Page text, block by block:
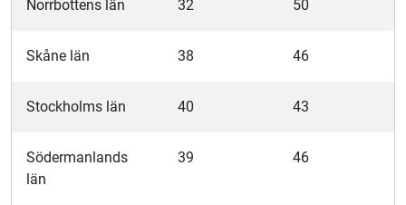
Norrbottens län 32 50
Skåne län 38 46
Stockholms län 40 43
Södermanlands
län
39 46